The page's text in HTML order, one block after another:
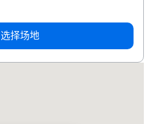
选择场地